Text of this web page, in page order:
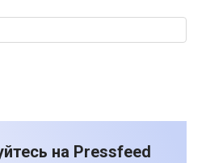
на Pressfeed